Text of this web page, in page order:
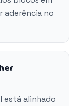
aderência no
está alinhado